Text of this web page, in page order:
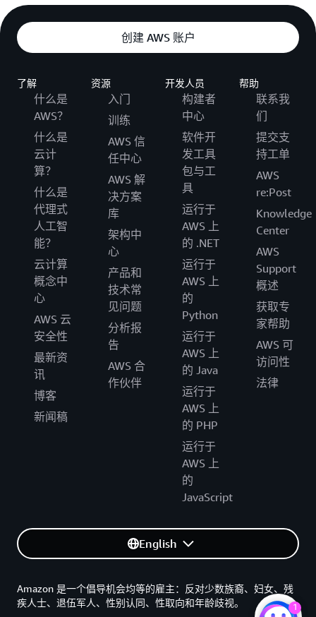
创建 AWS 账户
了解
什么是
AWS？
什么是
云计
算？
什么是
代理式
人工智
能？
云计算
概念中
心
AWS 云
安全性
最新资
讯
博客
新闻稿
资源
入门
训练
AWS 信
任中心
AWS 解
决方案
库
架构中
心
产品和
技术常
见问题
分析报
告
AWS 合
作伙伴
开发人员
构建者
中心
软件开
发工具
包与工
具
运行于
AWS 上
的 .NET
运行于
AWS 上
的
Python
运行于
AWS 上
的 Java
运行于
AWS 上
的 PHP
运行于
AWS 上
的
JavaScript
帮助
联系我
们
提交支
持工单
AWS
re:Post
Knowledge
Center
AWS
Support
概述
获取专
家帮助
AWS 可
访问性
法律
English
Amazon 是一个倡导机会均等的雇主：反对少数族裔、妇女、残
疾人士、退伍军人、性别认同、性取向和年龄歧视。
1